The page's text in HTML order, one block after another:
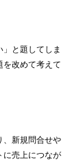
と題してしま
を改めて考えて
、新規問合せや
に売上につなが